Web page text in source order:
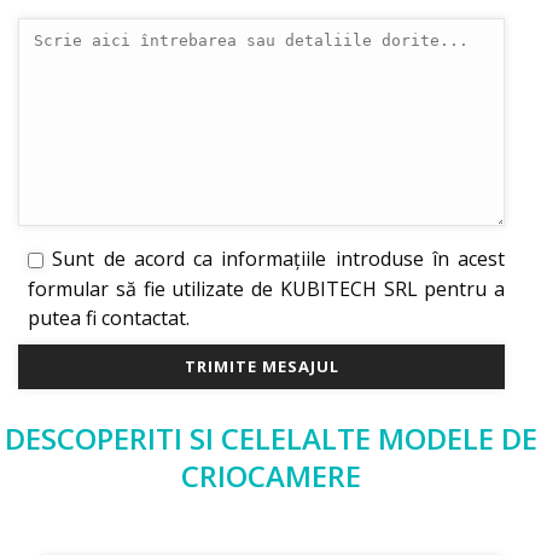
Sunt de acord ca informațiile introduse în acest
formular să fie utilizate de KUBITECH SRL pentru a
putea fi contactat.
DESCOPERITI SI CELELALTE MODELE DE
CRIOCAMERE